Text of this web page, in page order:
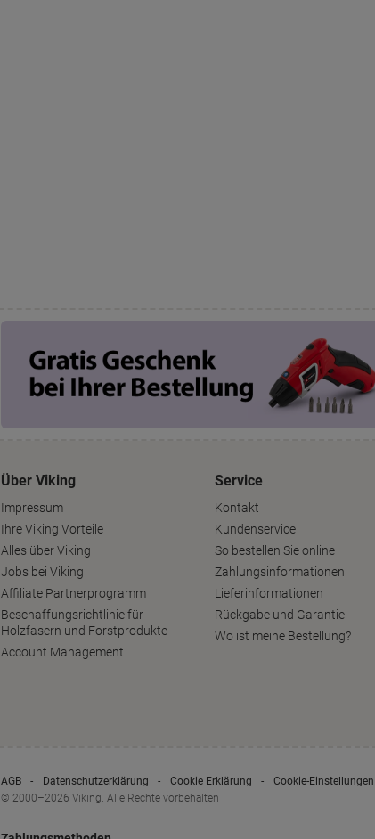
Über Viking
Impressum
Ihre Viking Vorteile
Alles über Viking
Jobs bei Viking
Affiliate Partnerprogramm
Beschaffungsrichtlinie für
Holzfasern und Forstprodukte
Account Management
Service
Kontakt
Kundenservice
So bestellen Sie online
Zahlungsinformationen
Lieferinformationen
Rückgabe und Garantie
Wo ist meine Bestellung?
AGB Datenschutzerklärung Cookie Erklärung
Cookie-Einstellungen
© 2000–2026 Viking. Alle Rechte vorbehalten